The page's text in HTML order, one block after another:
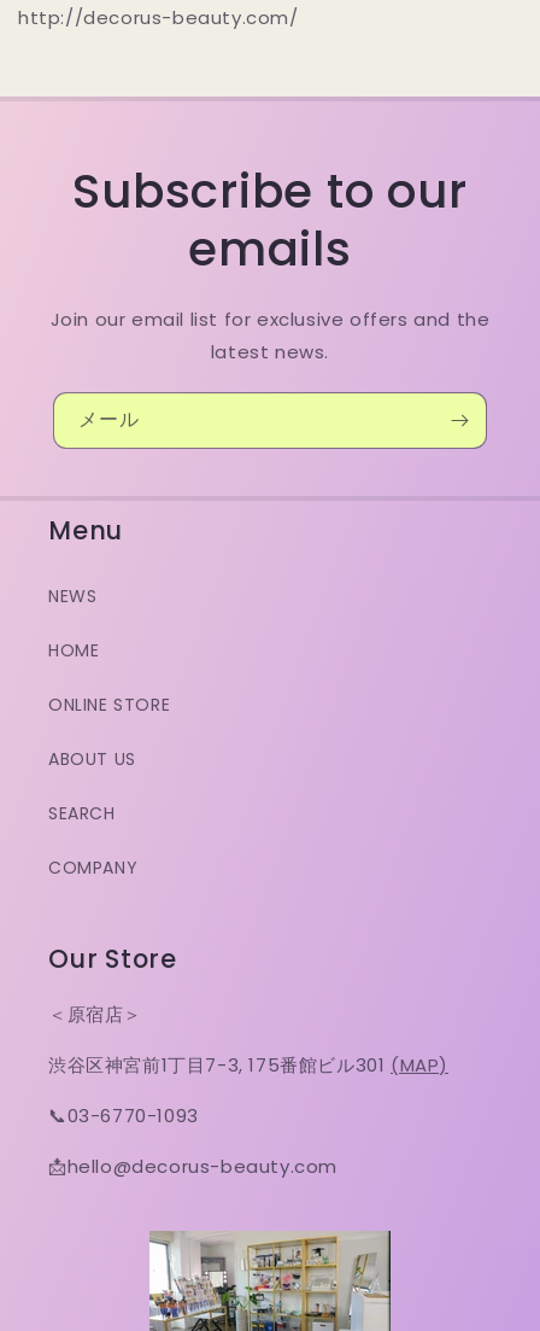
http://decorus-beauty.com/
Subscribe to our
emails
Join our email list for exclusive offers and the
latest news.
メール
Menu
NEWS
HOME
ONLINE STORE
ABOUT US
SEARCH
COMPANY
Our Store
＜原宿店＞
渋谷区神宮前1丁目7-3, 175番館ビル301 (MAP)
📞03-6770-1093
📩hello@decorus-beauty.com